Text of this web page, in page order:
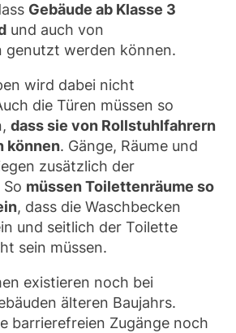
Gebäude ab Klasse 3
und auch von
genutzt werden können.
wird dabei nicht
die Türen müssen so
dass sie von Rollstuhlfahrern
können. Gänge, Räume und
zusätzlich der
müssen Toilettenräume so
, dass die Waschbecken
und seitlich der Toilette
sein müssen.
existieren noch bei
älteren Baujahrs.
barrierefreien Zugänge noch